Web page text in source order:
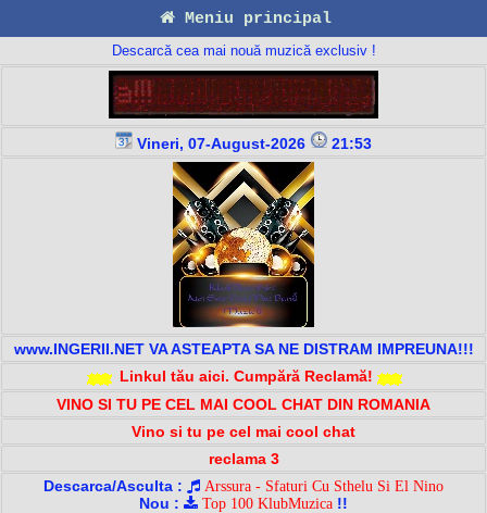
Meniu principal
Descarcă cea mai nouă muzică exclusiv !
Vineri, 07-August-2026 21:53
www.INGERII.NET VA ASTEAPTA SA NE DISTRAM IMPREUNA!!!
Linkul tău aici. Cumpără Reclamă!
VINO SI TU PE CEL MAI COOL CHAT DIN ROMANIA
Vino si tu pe cel mai cool chat
reclama 3
Descarca/Asculta :
Arssura - Sfaturi Cu Sthelu Si El Nino
Nou : Top 100 KlubMuzica !!